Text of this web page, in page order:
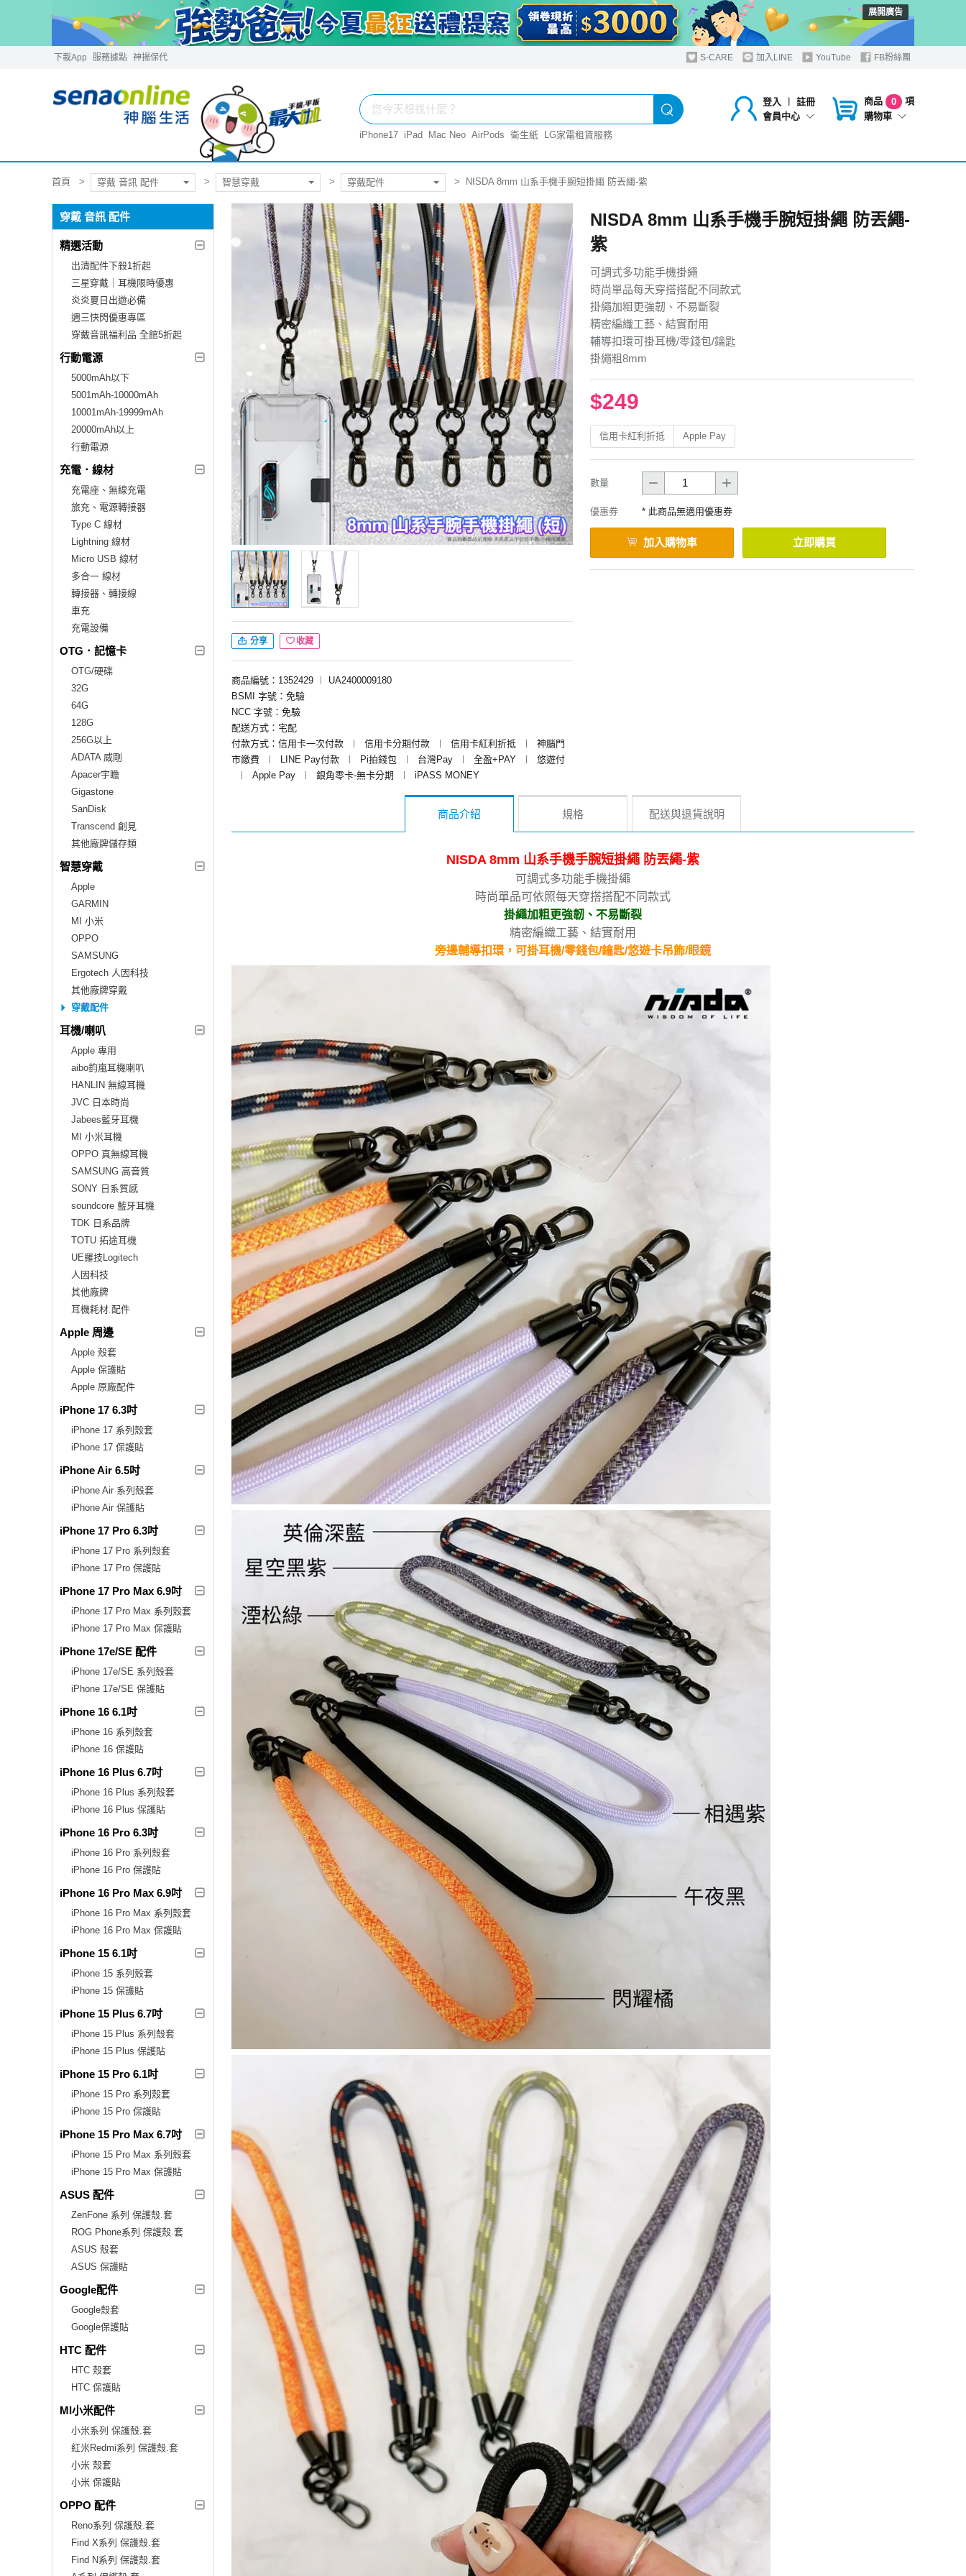
展開廣告
下載App 服務據點 神揚保代 S-CARE 加入LINE YouTube FB粉絲團
登入 ︱
註冊
會員中心
商品 0
項
購物車
iPhone17 iPad Mac Neo AirPods 衛生紙 LG家電租賃服務
首頁 穿戴 音訊 配件 智慧穿戴 穿戴配件 NISDA 8mm 山系手機手腕短掛繩 防丟繩-紫
穿戴 音訊 配件
精選活動
出清配件下殺1折起
三星穿戴｜耳機限時優惠
炎炎夏日出遊必備
週三快閃優惠專區
穿戴音訊福利品 全館5折起
行動電源
5000mAh以下
5001mAh-10000mAh
10001mAh-19999mAh
20000mAh以上
行動電源
充電．線材
充電座、無線充電
旅充、電源轉接器
Type C 線材
Lightning 線材
Micro USB 線材
多合一 線材
轉接器、轉接線
車充
充電設備
OTG．記憶卡
OTG/硬碟
32G
64G
128G
256G以上
ADATA 威剛
Apacer宇瞻
Gigastone
SanDisk
Transcend 創見
其他廠牌儲存類
智慧穿戴
Apple
GARMIN
MI 小米
OPPO
SAMSUNG
Ergotech 人因科技
其他廠牌穿戴
穿戴配件
耳機/喇叭
Apple 專用
aibo鈞嵐耳機喇叭
HANLIN 無線耳機
JVC 日本時尚
Jabees藍牙耳機
MI 小米耳機
OPPO 真無線耳機
SAMSUNG 高音質
SONY 日系質感
soundcore 藍牙耳機
TDK 日系品牌
TOTU 拓途耳機
UE羅技Logitech
人因科技
其他廠牌
耳機耗材.配件
Apple 周邊
Apple 殼套
Apple 保護貼
Apple 原廠配件
iPhone 17 6.3吋
iPhone 17 系列殼套
iPhone 17 保護貼
iPhone Air 6.5吋
iPhone Air 系列殼套
iPhone Air 保護貼
iPhone 17 Pro 6.3吋
iPhone 17 Pro 系列殼套
iPhone 17 Pro 保護貼
iPhone 17 Pro Max 6.9吋
iPhone 17 Pro Max 系列殼套
iPhone 17 Pro Max 保護貼
iPhone 17e/SE 配件
iPhone 17e/SE 系列殼套
iPhone 17e/SE 保護貼
iPhone 16 6.1吋
iPhone 16 系列殼套
iPhone 16 保護貼
iPhone 16 Plus 6.7吋
iPhone 16 Plus 系列殼套
iPhone 16 Plus 保護貼
iPhone 16 Pro 6.3吋
iPhone 16 Pro 系列殼套
iPhone 16 Pro 保護貼
iPhone 16 Pro Max 6.9吋
iPhone 16 Pro Max 系列殼套
iPhone 16 Pro Max 保護貼
iPhone 15 6.1吋
iPhone 15 系列殼套
iPhone 15 保護貼
iPhone 15 Plus 6.7吋
iPhone 15 Plus 系列殼套
iPhone 15 Plus 保護貼
iPhone 15 Pro 6.1吋
iPhone 15 Pro 系列殼套
iPhone 15 Pro 保護貼
iPhone 15 Pro Max 6.7吋
iPhone 15 Pro Max 系列殼套
iPhone 15 Pro Max 保護貼
ASUS 配件
ZenFone 系列 保護殼.套
ROG Phone系列 保護殼.套
ASUS 殼套
ASUS 保護貼
Google配件
Google殼套
Google保護貼
HTC 配件
HTC 殼套
HTC 保護貼
MI小米配件
小米系列 保護殼.套
紅米Redmi系列 保護殼.套
小米 殼套
小米 保護貼
OPPO 配件
Reno系列 保護殼.套
Find X系列 保護殼.套
Find N系列 保護殼.套
分享 收藏
商品編號：1352429 ︱
UA2400009180
BSMI 字號：免驗
NCC 字號：免驗
配送方式：宅配
付款方式：信用卡一次付款
︱ 信用卡分期付款 ︱ 信用卡紅利折抵 ︱
神腦門
市繳費
︱ LINE Pay付款 ︱ Pi拍錢包 ︱ 台灣Pay ︱ 全盈+PAY ︱
悠遊付
︱
Apple Pay ︱ 銀角零卡-無卡分期 ︱ iPASS MONEY
NISDA 8mm 山系手機手腕短掛繩 防丟繩-
紫
可調式多功能手機掛繩
時尚單品每天穿搭搭配不同款式
掛繩加粗更強韌、不易斷裂
精密編織工藝、結實耐用
輔導扣環可掛耳機/零錢包/鑰匙
掛繩粗8mm
$249
信用卡紅利折抵 Apple Pay
數量
優惠券 * 此商品無適用優惠券
加入購物車 立即購買
商品介紹 規格 配送與退貨說明
NISDA 8mm 山系手機手腕短掛繩 防丟繩-紫
可調式多功能手機掛繩
時尚單品可依照每天穿搭搭配不同款式
掛繩加粗更強韌、不易斷裂
精密編織工藝、結實耐用
旁邊輔導扣環，可掛耳機/零錢包/鑰匙/悠遊卡吊飾/眼鏡